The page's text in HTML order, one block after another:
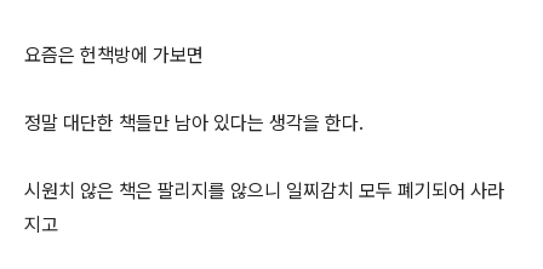
요즘은 헌책방에 가보면
정말 대단한 책들만 남아 있다는 생각을 한다.
시원치 않은 책은 팔리지를 않으니 일찌감치 모두 폐기되어 사라
지고